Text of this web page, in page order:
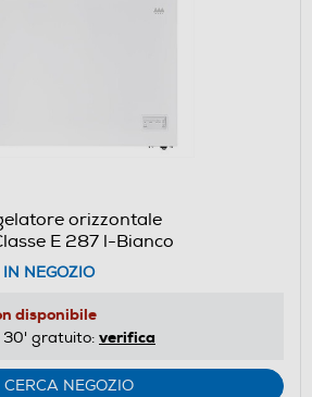
orizzontale
E 287 l-Bianco
NEGOZIO
disponibile
30' gratuito: verifica
CERCA NEGOZIO